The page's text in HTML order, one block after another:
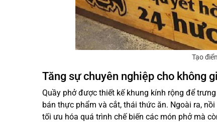
Tạo
Tăng sự chuyên nghiệp cho không
Quầy phở được thiết kế khung kính rộng để
bán thực phẩm và cắt, thái thức ăn. Ngoài ra,
tối ưu hóa quá trình chế biến các món phở mà